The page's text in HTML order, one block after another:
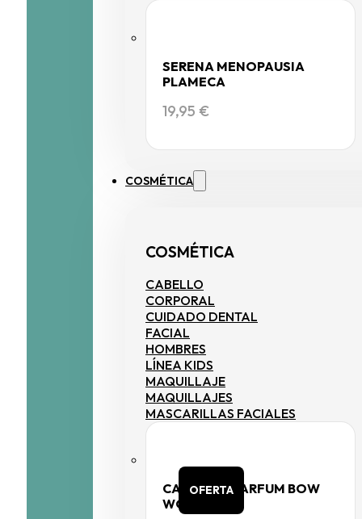
SERENA MENOPAUSIA
PLAMECA
19,95 €
COSMÉTICA
COSMÉTICA
CABELLO
CORPORAL
CUIDADO DENTAL
FACIAL
HOMBRES
LÍNEA KIDS
MAQUILLAJE
MAQUILLAJES
MASCARILLAS FACIALES
OFERTA
CAROLINE PARFUM BOW
WOMAN